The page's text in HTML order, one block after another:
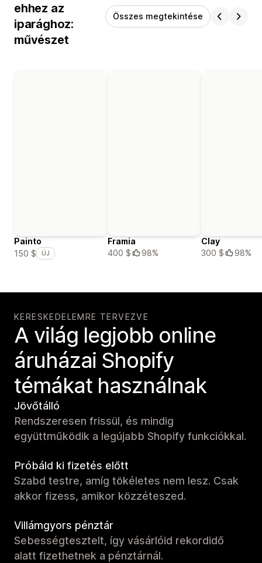
ehhez az
iparághoz:
művészet
Összes megtekintése
Painto
150 $
ÚJ
Framia
400 $
98%
Clay
300 $
98%
KERESKEDELEMRE TERVEZVE
A világ legjobb online
áruházai Shopify
témákat használnak
Jövőtálló
Rendszeresen frissül, és mindig
együttműködik a legújabb Shopify funkciókkal.
Próbáld ki fizetés előtt
Szabd testre, amíg tökéletes nem lesz. Csak
akkor fizess, amikor közzéteszed.
Villámgyors pénztár
Sebességtesztelt, így vásárlóid rekordidő
alatt fizethetnek a pénztárnál.